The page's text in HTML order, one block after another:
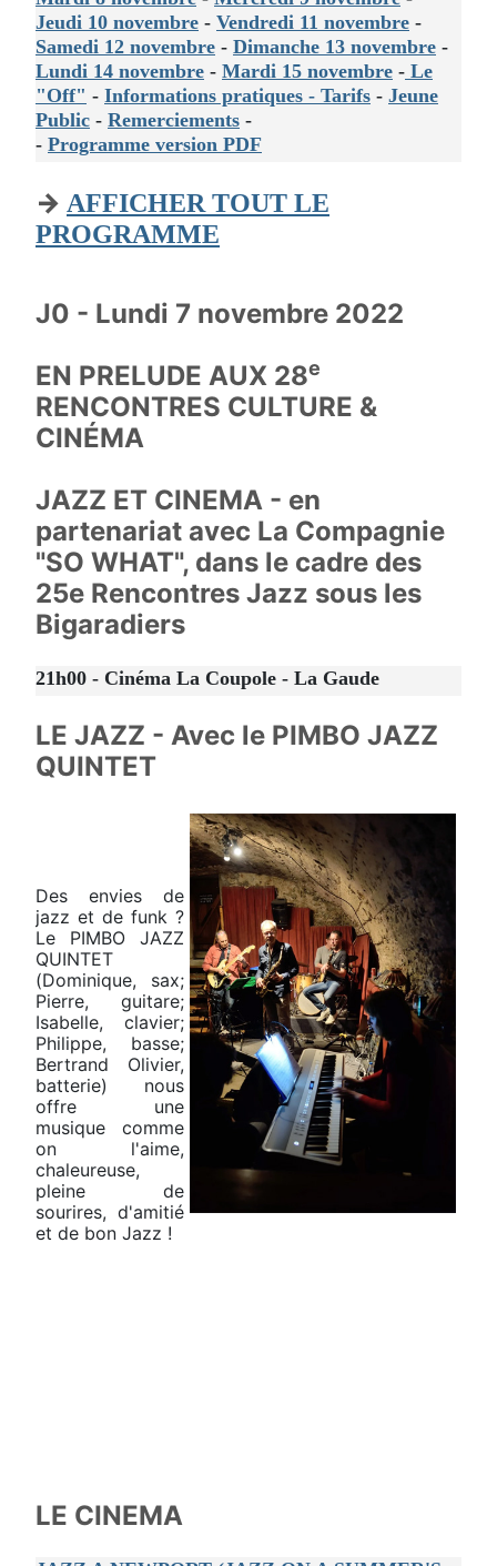
Jeudi 10 novembre - Vendredi 11 novembre -
Samedi 12 novembre - Dimanche 13 novembre -
Lundi 14 novembre - Mardi 15 novembre - Le
"Off" - Informations pratiques - Tarifs - Jeune
Public - Remerciements -
- Programme version PDF
→ AFFICHER TOUT LE
PROGRAMME
J0 - Lundi 7 novembre 2022
EN PRELUDE AUX 28e
RENCONTRES CULTURE &
CINÉMA
JAZZ ET CINEMA - en
partenariat avec La Compagnie
"SO WHAT", dans le cadre des
25e Rencontres Jazz sous les
Bigaradiers
21h00 - Cinéma La Coupole - La Gaude
LE JAZZ - Avec le PIMBO JAZZ
QUINTET
Des envies de
jazz et de funk ?
Le PIMBO JAZZ
QUINTET
(Dominique, sax;
Pierre, guitare;
Isabelle, clavier;
Philippe, basse;
Bertrand Olivier,
batterie) nous
offre une
musique comme
on l'aime,
chaleureuse,
pleine de
sourires, d'amitié
et de bon Jazz !
LE CINEMA